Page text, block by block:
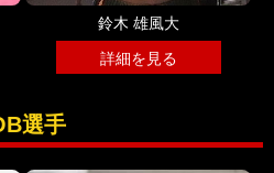
鈴木 雄風大
詳細を見る
選手